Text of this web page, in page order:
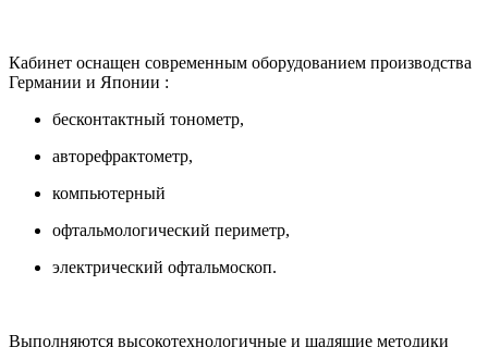
Кабинет оснащен современным оборудованием производства
Германии и Японии :
бесконтактный тонометр,
авторефрактометр,
компьютерный
офтальмологический периметр,
электрический офтальмоскоп.
Выполняются высокотехнологичные и щадящие методики